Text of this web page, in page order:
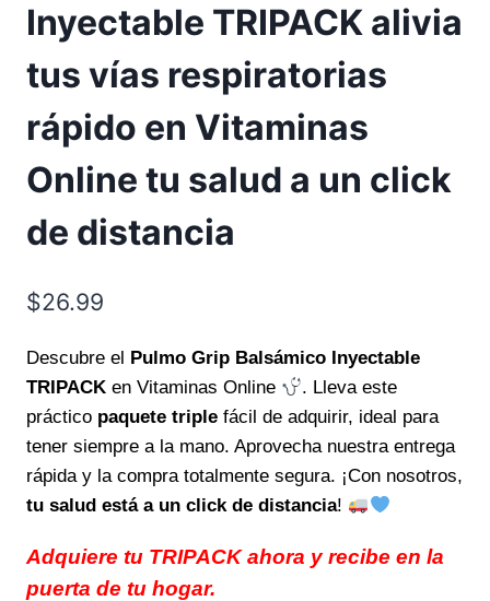
Inyectable TRIPACK alivia
tus vías respiratorias
rápido en Vitaminas
Online tu salud a un click
de distancia
$26.99
Descubre el Pulmo Grip Balsámico Inyectable
TRIPACK en Vitaminas Online
. Lleva este
práctico paquete triple fácil de adquirir, ideal para
tener siempre a la mano. Aprovecha nuestra entrega
rápida y la compra totalmente segura. ¡Con nosotros,
tu salud está a un click de distancia!
Adquiere tu TRIPACK ahora y recibe en la
puerta de tu hogar.